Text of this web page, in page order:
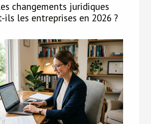
changements juridiques
ils les entreprises en 2026 ?